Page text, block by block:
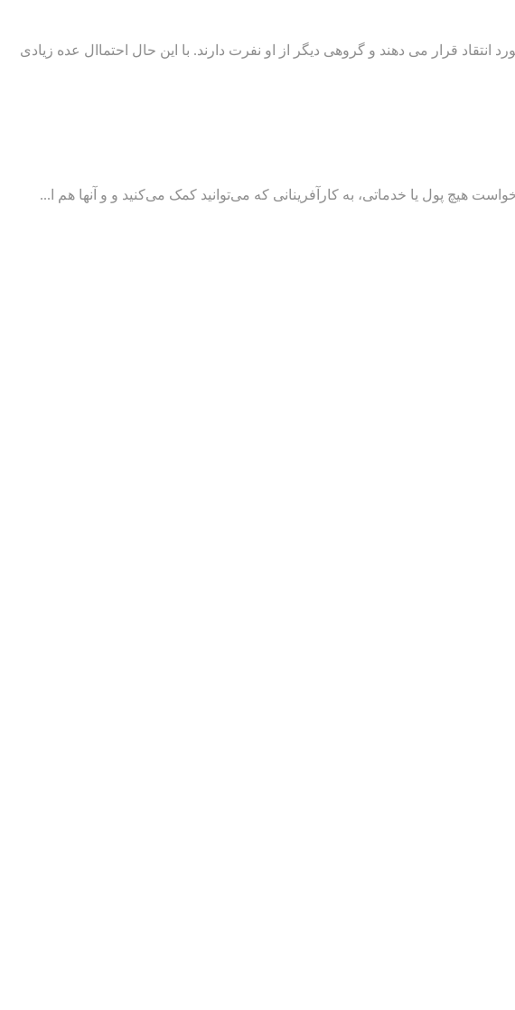
قرار می دهند و گروهی دیگر از او نفرت دارند. با این حال احتماال عده زیادی
هیچ پول یا خدماتی، به کارآفرینانی که می‌توانید کمک می‌کنید و و آنها هم ا...